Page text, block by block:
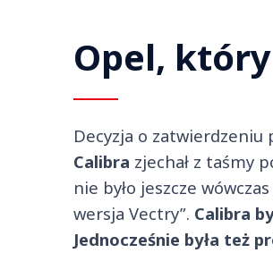
Opel,
Decyzja o zatwierdzeniu
Calibra zjechał z taśmy
nie było jeszcze
wersja Vectry”. Calibra
Jednocześnie była też